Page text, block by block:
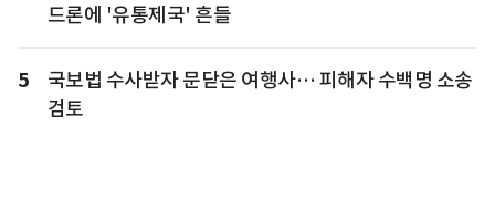
드론에 '유통제국' 흔들
5
국보법 수사받자 문닫은 여행사… 피해자 수백명 소송
검토